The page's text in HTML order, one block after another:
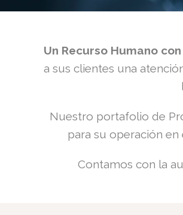
Un Recurso Humano
a sus clientes una
Nuestro portafolio de
para su operación
Contamos con la